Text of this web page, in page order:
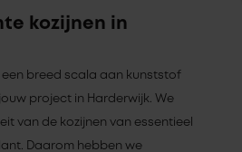
kozijnen in
een breed scala aan kunststof
project in Harderwijk. We
van de kozijnen van essentieel
Daarom hebben we